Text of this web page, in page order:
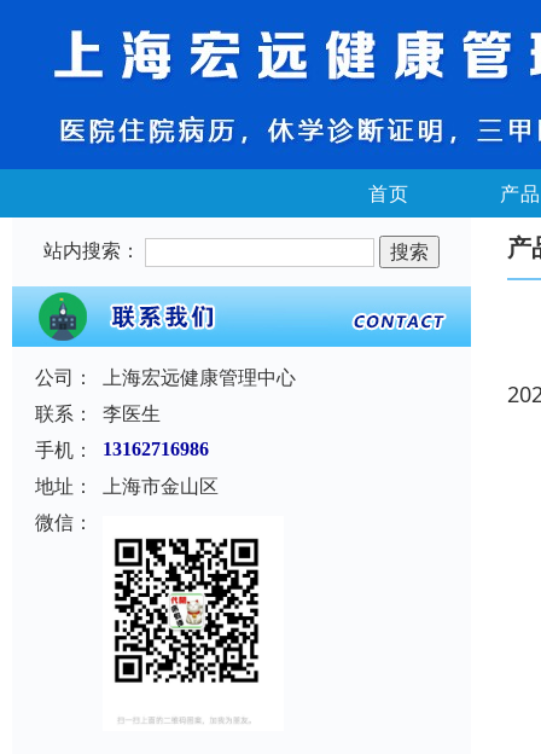
首页 产
站内搜索：
公司：
上海宏远健康管理中心
联系：
李医生
手机：
13162716986
地址：
上海市金山区
微信：
产